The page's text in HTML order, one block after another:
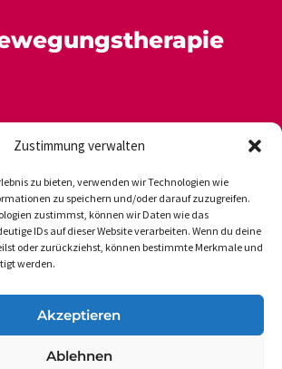
Zustimmung verwalten
zu bieten, verwenden wir Technologien wie
zu speichern und/oder darauf zuzugreifen.
zustimmst, können wir Daten wie das
IDs auf dieser Website verarbeiten. Wenn du deine
oder zurückziehst, können bestimmte Merkmale und
werden.
Akzeptieren
Ablehnen
Impressum